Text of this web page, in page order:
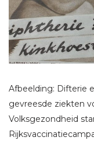
Afbeelding: Difterie
gevreesde ziekten
Volksgezondheid